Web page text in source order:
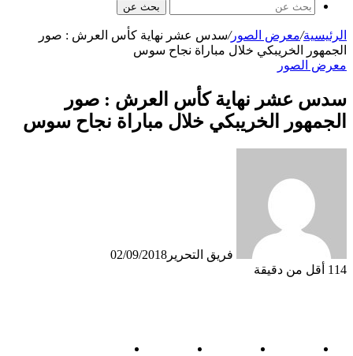
بحث عن
الرئيسية/معرض الصور/سدس عشر نهاية كأس العرش : صور
الجمهور الخريبكي خلال مباراة نجاح سوس
معرض الصور
سدس عشر نهاية كأس العرش : صور
الجمهور الخريبكي خلال مباراة نجاح سوس
فريق التحرير 02/09/2018
114 أقل من دقيقة